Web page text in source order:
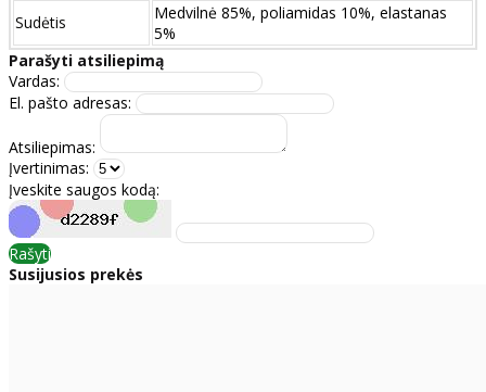
Sudėtis
Medvilnė 85%, poliamidas 10%, elastanas
5%
Parašyti atsiliepimą
Vardas:
El. pašto adresas:
Atsiliepimas:
Įvertinimas:
Įveskite saugos kodą:
Rašyti
Susijusios prekės